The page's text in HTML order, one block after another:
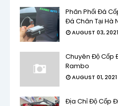
Phân Phối Đá
Đá Chân Tại Hà
AUGUST 03, 2021
Chuyên Độ Cốp
Rambo
AUGUST 01, 2021
Địa Chỉ Độ Cốp